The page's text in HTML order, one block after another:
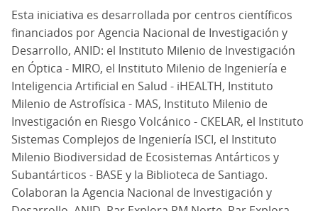
Esta iniciativa es desarrollada por centros científicos
financiados por Agencia Nacional de Investigación y
Desarrollo, ANID: el Instituto Milenio de Investigación
en Óptica - MIRO, el Instituto Milenio de Ingeniería e
Inteligencia Artificial en Salud - iHEALTH, Instituto
Milenio de Astrofísica - MAS, Instituto Milenio de
Investigación en Riesgo Volcánico - CKELAR, el Instituto
Sistemas Complejos de Ingeniería ISCI, el Instituto
Milenio Biodiversidad de Ecosistemas Antárticos y
Subantárticos - BASE y la Biblioteca de Santiago.
Colaboran la Agencia Nacional de Investigación y